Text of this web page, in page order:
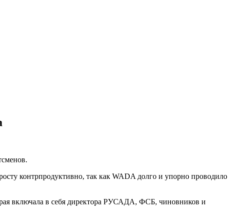
контрпродуктивно, так как WADA долго и упорно проводило
включала в себя директора РУСАДА, ФСБ, чиновников и